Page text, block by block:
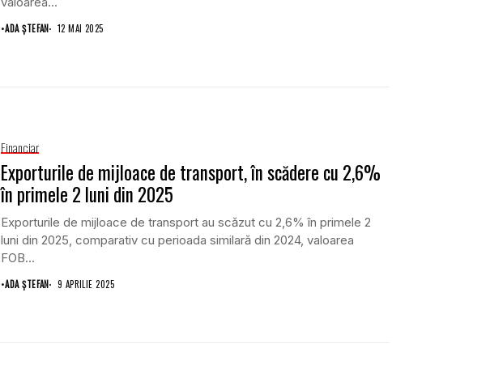
•ADA ȘTEFAN 12 MAI 2025
Financiar
Exporturile de mijloace de transport, în scădere cu 2,6%
în primele 2 luni din 2025
Exporturile de mijloace de transport au scăzut cu 2,6% în primele 2
luni din 2025, comparativ cu perioada similară din 2024, valoarea
FOB...
•ADA ȘTEFAN 9 APRILIE 2025